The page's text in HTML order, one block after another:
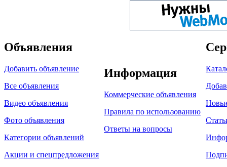
Объявления
Добавить объявление
Все объявления
Видео объявления
Фото объявления
Категории объявлений
Акции и спецпредложения
Информация
Коммерческие объявления
Правила по использованию
Ответы на вопросы